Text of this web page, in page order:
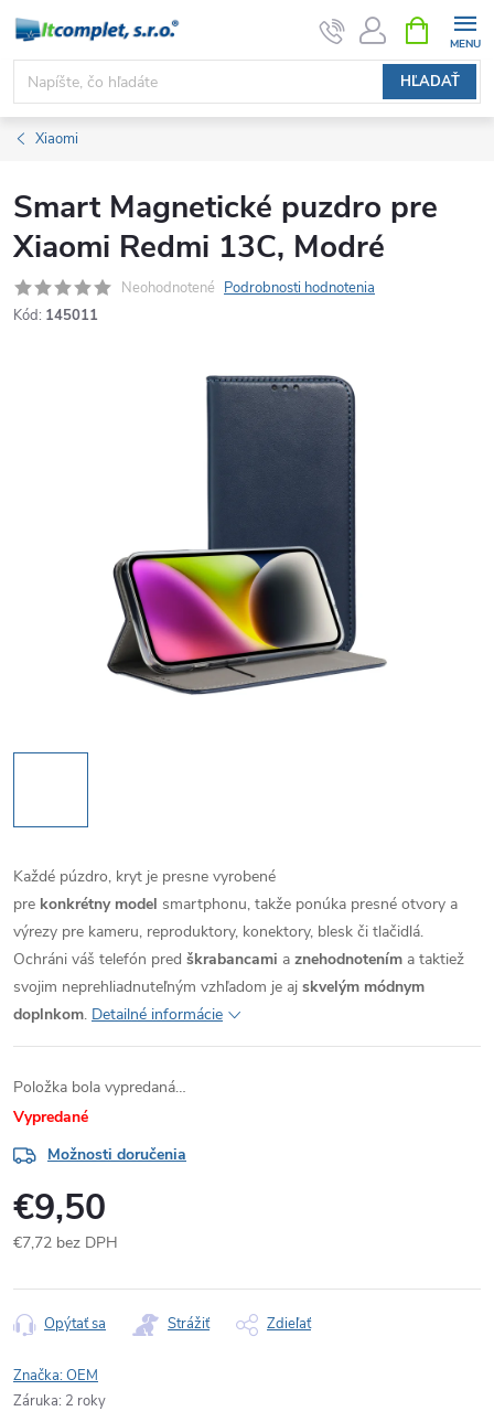
Prejsť
obsah
HĽADAŤ
KOŠÍK
Xiaomi
Smart Magnetické puzdro pre
Xiaomi Redmi 13C, Modré
Neohodnotené Podrobnosti hodnotenia
Kód: 145011
Každé púzdro, kryt je presne vyrobené
pre konkrétny model smartphonu, takže ponúka presné otvory a
výrezy pre kameru, reproduktory, konektory, blesk či tlačidlá.
Ochráni váš telefón pred škrabancami a znehodnotením a taktiež
svojim neprehliadnuteľným vzhľadom je aj skvelým módnym
doplnkom. Detailné informácie
Položka bola vypredaná…
Vypredané
Možnosti doručenia
€9,50
€7,72 bez DPH
cena:
Opýtať sa Strážiť Zdieľať
Značka:OEM
Záruka: 2 roky